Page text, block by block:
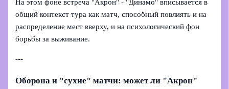
На этом фоне встреча "Акрон" - "Динамо" вписывается в
общий контекст тура как матч, способный повлиять и на
распределение мест вверху, и на психологический фон
борьбы за выживание.
---
Оборона и "сухие" матчи: может ли "Акрон"